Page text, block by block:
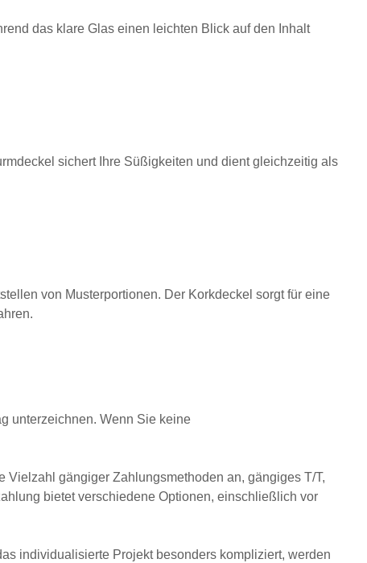
das klare Glas einen leichten Blick auf den Inhalt
sichert Ihre Süßigkeiten und dient gleichzeitig als
von Musterportionen. Der Korkdeckel sorgt für eine
unterzeichnen. Wenn Sie keine
gängiger Zahlungsmethoden an, gängiges T/T,
bietet verschiedene Optionen, einschließlich vor
individualisierte Projekt besonders kompliziert, werden